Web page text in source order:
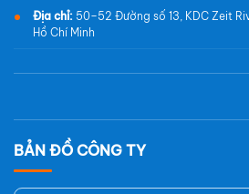
BẢN ĐỒ CÔNG TY
Địa chỉ: 50–52 Đường số 13, KDC Zeit
Hồ Chí Minh